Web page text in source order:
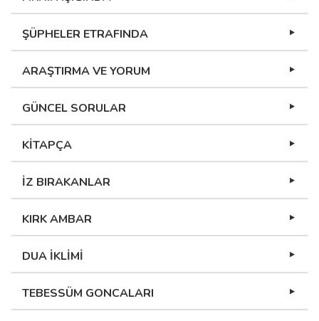
ŞÜPHELER ETRAFINDA
ARAŞTIRMA VE YORUM
GÜNCEL SORULAR
KİTAPÇA
İZ BIRAKANLAR
KIRK AMBAR
DUA İKLİMİ
TEBESSÜM GONCALARI